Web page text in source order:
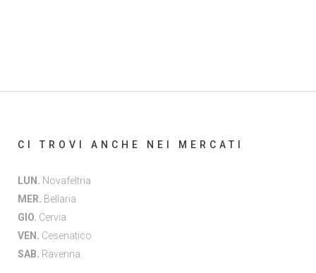
CI TROVI ANCHE NEI MERCATI
LUN. Novafeltria
MER. Bellaria
GIO. Cervia
VEN. Cesenatico
SAB. Ravenna